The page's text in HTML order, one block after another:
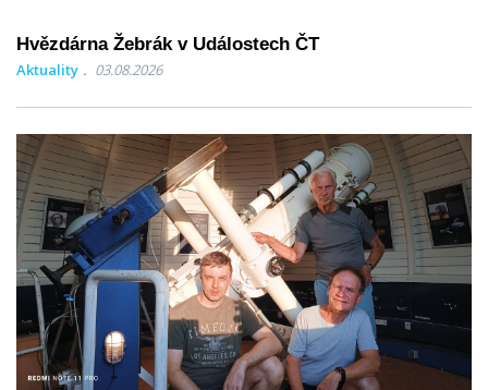
Hvězdárna Žebrák v Událostech ČT
Aktuality 03.08.2026